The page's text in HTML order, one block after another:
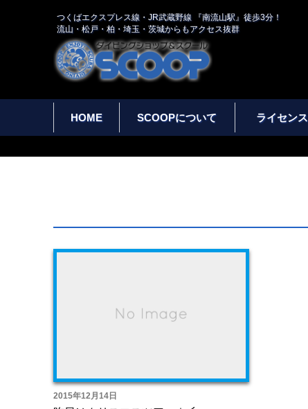
つくばエクスプレス線・JR武蔵野線 『南流山駅』徒歩3分！
流山・松戸・柏・埼玉・茨城からもアクセス抜群
HOME SCOOPについて ライセン
2015年12月14日